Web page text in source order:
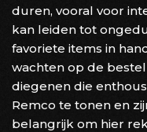
duren, vooral voor
kan leiden tot
favoriete items in
wachten op de
diegenen die
Remco te tonen en
belangrijk om hier